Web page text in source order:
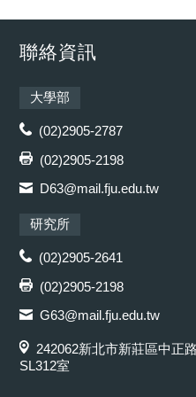
聯絡資訊
大學部
(02)2905-2787
(02)2905-2198
D63@mail.fju.edu.tw
研究所
(02)2905-2641
(02)2905-2198
G63@mail.fju.edu.tw
242062新北市新莊區中正
SL312室